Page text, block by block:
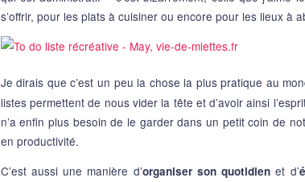
s’offrir, pour les plats à cuisiner ou encore pour les lieux à
Je dirais que c’est un peu la chose la plus pratique au
listes permettent de nous vider la tête et d’avoir ainsi
n’a enfin plus besoin de le garder dans un petit coin de
en productivité.
C’est aussi une manière d’organiser son quotidien et d’